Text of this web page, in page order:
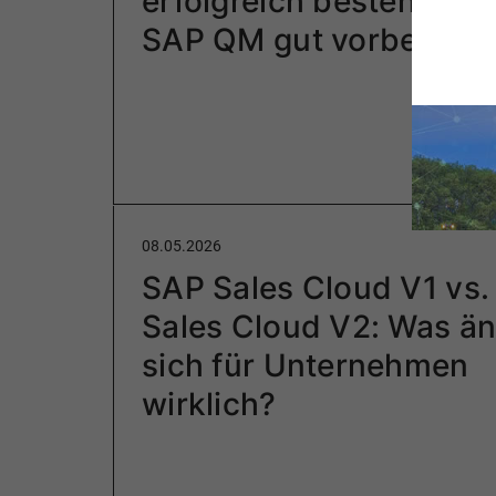
SAP QM gut vorbereitet
08.05.2026
SAP Sales Cloud V1 vs.
Sales Cloud V2: Was
sich für Unternehmen
wirklich?